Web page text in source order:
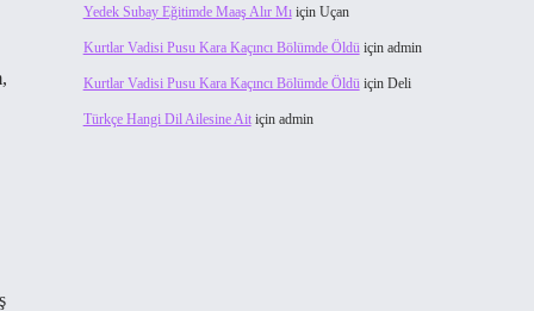
Yedek Subay Eğitimde Maaş Alır Mıiçin Uçan
Kurtlar Vadisi Pusu Kara Kaçıncı Bölümde Öldüiçin admin
Kurtlar Vadisi Pusu Kara Kaçıncı Bölümde Öldüiçin Deli
Türkçe Hangi Dil Ailesine Aitiçin admin